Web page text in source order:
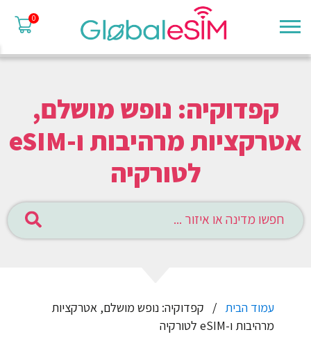
0
קפדוקיה: נופש מושלם,
אטרקציות מרהיבות ו-eSIM
לטורקיה
עמוד הבית
קפדוקיה: נופש מושלם, אטרקציות
מרהיבות ו-eSIM לטורקיה